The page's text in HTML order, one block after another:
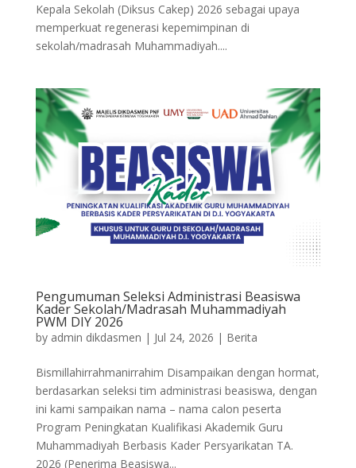
Kepala Sekolah (Diksus Cakep) 2026 sebagai upaya
memperkuat regenerasi kepemimpinan di
sekolah/madrasah Muhammadiyah....
Pengumuman Seleksi Administrasi Beasiswa
Kader Sekolah/Madrasah Muhammadiyah
PWM DIY 2026
by admin dikdasmen | Jul 24, 2026 | Berita
Bismillahirrahmanirrahim Disampaikan dengan hormat,
berdasarkan seleksi tim administrasi beasiswa, dengan
ini kami sampaikan nama – nama calon peserta
Program Peningkatan Kualifikasi Akademik Guru
Muhammadiyah Berbasis Kader Persyarikatan TA.
2026 (Penerima Beasiswa...